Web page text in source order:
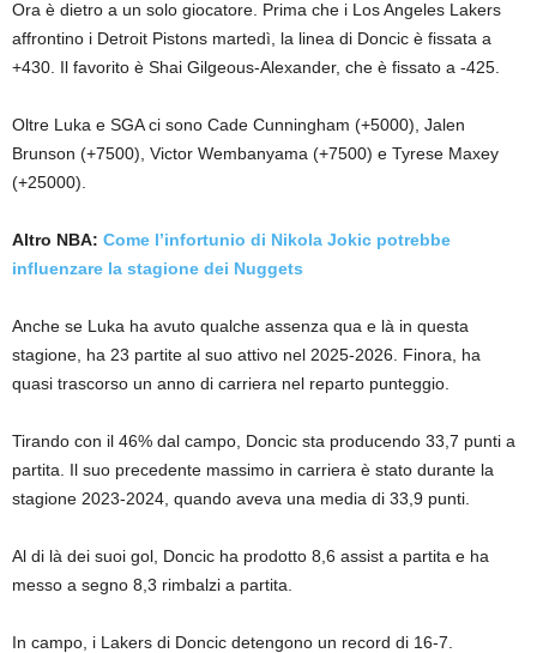
Ora è dietro a un solo giocatore. Prima che i Los Angeles Lakers
affrontino i Detroit Pistons martedì, la linea di Doncic è fissata a
+430. Il favorito è Shai Gilgeous-Alexander, che è fissato a -425.
Oltre Luka e SGA ci sono Cade Cunningham (+5000), Jalen
Brunson (+7500), Victor Wembanyama (+7500) e Tyrese Maxey
(+25000).
Altro NBA: Come l’infortunio di Nikola Jokic potrebbe
influenzare la stagione dei Nuggets
Anche se Luka ha avuto qualche assenza qua e là in questa
stagione, ha 23 partite al suo attivo nel 2025-2026. Finora, ha
quasi trascorso un anno di carriera nel reparto punteggio.
Tirando con il 46% dal campo, Doncic sta producendo 33,7 punti a
partita. Il suo precedente massimo in carriera è stato durante la
stagione 2023-2024, quando aveva una media di 33,9 punti.
Al di là dei suoi gol, Doncic ha prodotto 8,6 assist a partita e ha
messo a segno 8,3 rimbalzi a partita.
In campo, i Lakers di Doncic detengono un record di 16-7.